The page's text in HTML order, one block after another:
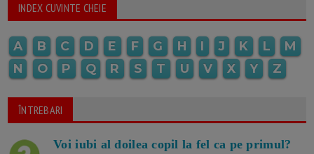
INDEX CUVINTE CHEIE
A B C D E F G H I J K L
M
N
O P Q R S T U V X Y Z
ÎNTREBARI
Voi iubi al doilea copil la fel ca pe primul?